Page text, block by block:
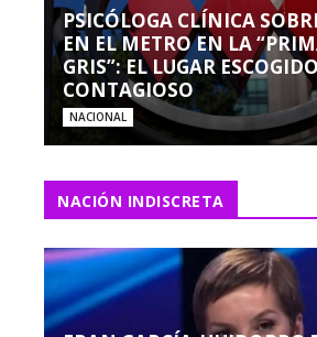
PSICÓLOGA CLÍNICA
EN EL METRO EN LA
GRIS”: EL LUGAR
CONTAGIOSO
NACIONAL
NACIÓN INDISCRETA